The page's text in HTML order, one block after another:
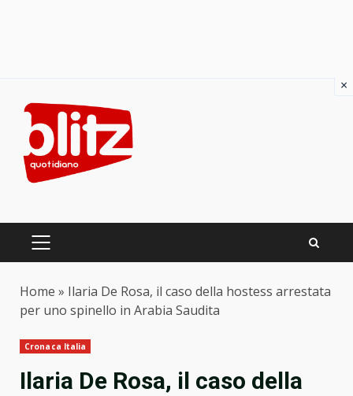
content
PRIMARY
Home » Ilaria De Rosa, il caso della hostess arrestata
per uno spinello in Arabia Saudita
Cronaca Italia
Ilaria De Rosa, il caso della
×